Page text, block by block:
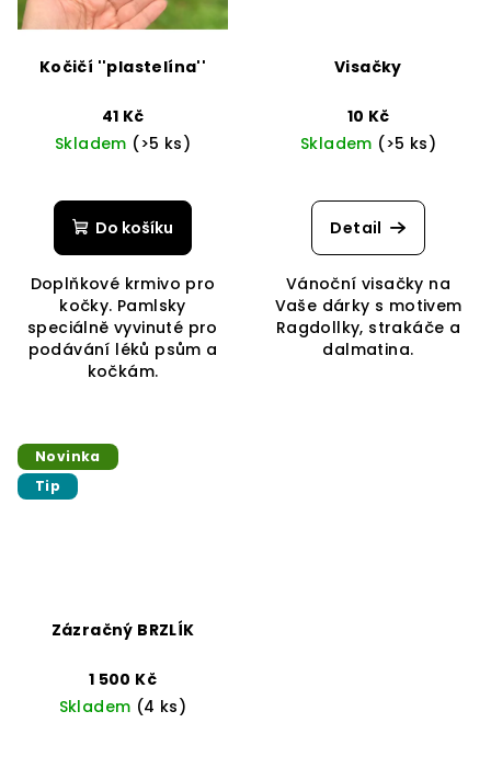
Kočičí ''plastelína''
41 Kč
Skladem (>5 ks)
hodnocení
produktu
z
5
hvězdiček.
Do košíku
Doplňkové krmivo pro
kočky. Pamlsky
speciálně vyvinuté pro
podávání léků psům a
kočkám.
Visačky
10 Kč
Skladem (>5 ks)
Detail
Vánoční visačky na
Vaše dárky s motivem
Ragdollky, strakáče a
dalmatina.
Novinka
Tip
Zázračný BRZLÍK
1 500 Kč
Skladem (4 ks)